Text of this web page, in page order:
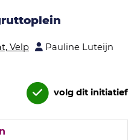
Velp
Pauline Luteijn
volg dit initiatief